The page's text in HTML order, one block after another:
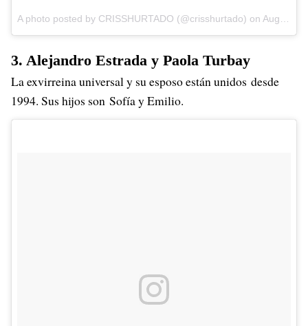
A photo posted by CRISSHURTADO (@crisshurtado) on Aug 31, 2016 at 9:01pm PDT
3. Alejandro Estrada y Paola Turbay
La exvirreina universal y su esposo están unidos desde
1994. Sus hijos son Sofía y Emilio.